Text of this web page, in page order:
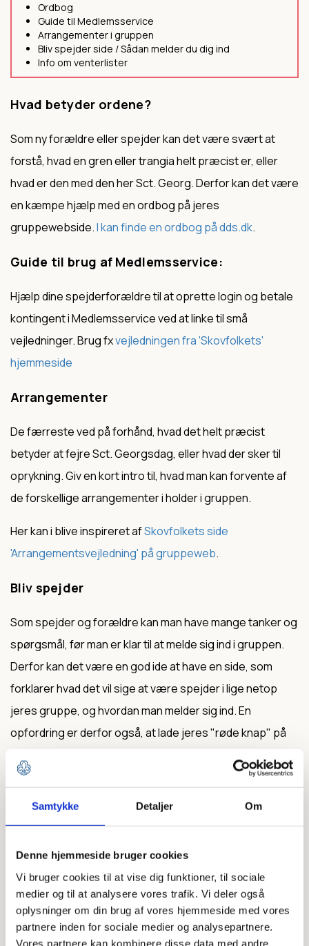
Samtykke Detaljer Om
Denne hjemmeside bruger cookies
Vi bruger cookies til at vise dig funktioner, til sociale
medier og til at analysere vores trafik. Vi deler også
oplysninger om din brug af vores hjemmeside med vores
partnere inden for sociale medier og analysepartnere.
Vores partnere kan kombinere disse data med andre
Ordbog
Guide til Medlemsservice
Arrangementer i gruppen
Bliv spejder side / Sådan melder du dig ind
Info om venterlister
Hvad betyder ordene?
Som ny forældre eller spejder kan det være svært at
forstå, hvad en gren eller trangia helt præcist er, eller
hvad er den med den her Sct. Georg. Derfor kan det være
en kæmpe hjælp med en ordbog på jeres
gruppewebside.I kan finde en ordbog på dds.dk.
Guide til brug af Medlemsservice:
Hjælp dine spejderforældre til at oprette login og betale
kontingent i Medlemsservice ved at linke til små
vejledninger. Brug fxvejledningen fra 'Skovfolkets'
hjemmeside
Arrangementer
De færreste ved på forhånd, hvad det helt præcist
betyder at fejre Sct. Georgsdag, eller hvad der sker til
oprykning. Giv en kort intro til, hvad man kan forvente af
de forskellige arrangementer i holder i gruppen.
Her kan i blive inspireret afSkovfolkets side
'Arrangementsvejledning' på gruppeweb.
Bliv spejder
Som spejder og forældre kan man have mange tanker og
spørgsmål, før man er klar til at melde sig ind i gruppen.
Derfor kan det være en god ide at have en side, som
forklarer hvad det vil sige at være spejder i lige netop
jeres gruppe, og hvordan man melder sig ind. En
opfordring er derfor også, at lade jeres "røde knap" på
indmeldelsesformularen.
Gode eksempler på indhold:
Skovfolket
', som har brugt den røde knap i højrehjørne til
at guide nye spejdere og deres forældre til en 'Bliv
medlem' side. Her kan man som forældre blive klogere på:
Kontaktmuligheder